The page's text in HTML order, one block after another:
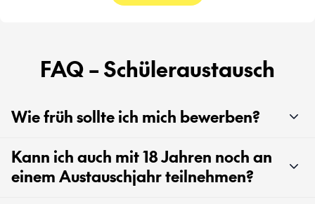
FAQ – Schüleraustausch
Wie früh sollte ich mich bewerben?
Kann ich auch mit 18 Jahren noch an
einem Austauschjahr teilnehmen?